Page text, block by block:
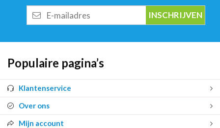
mailadres
Populaire pagina’s
Klantenservice
Over ons
Mijn account